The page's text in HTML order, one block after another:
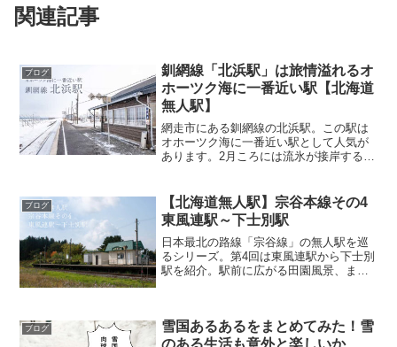
関連記事
ブログ
釧網線「北浜駅」は旅情溢れるオ
ホーツク海に一番近い駅【北海道
無人駅】
網走市にある釧網線の北浜駅。この駅は
オホーツク海に一番近い駅として人気が
あります。2月ころには流氷が接岸するこ
せんでしたが、旅情たっぷりの冬の北浜
駅をご覧ください。旅情...
ブログ
【北海道無人駅】宗谷本線その4
東風連駅～下士別駅
日本最北の路線「宗谷線」の無人駅を巡
るシリーズ。第4回は東風連駅から下士別
駅を紹介。駅前に広がる田園風景、まっ
す。音威子府～名寄間は...
ブログ
雪国あるあるをまとめてみた！雪